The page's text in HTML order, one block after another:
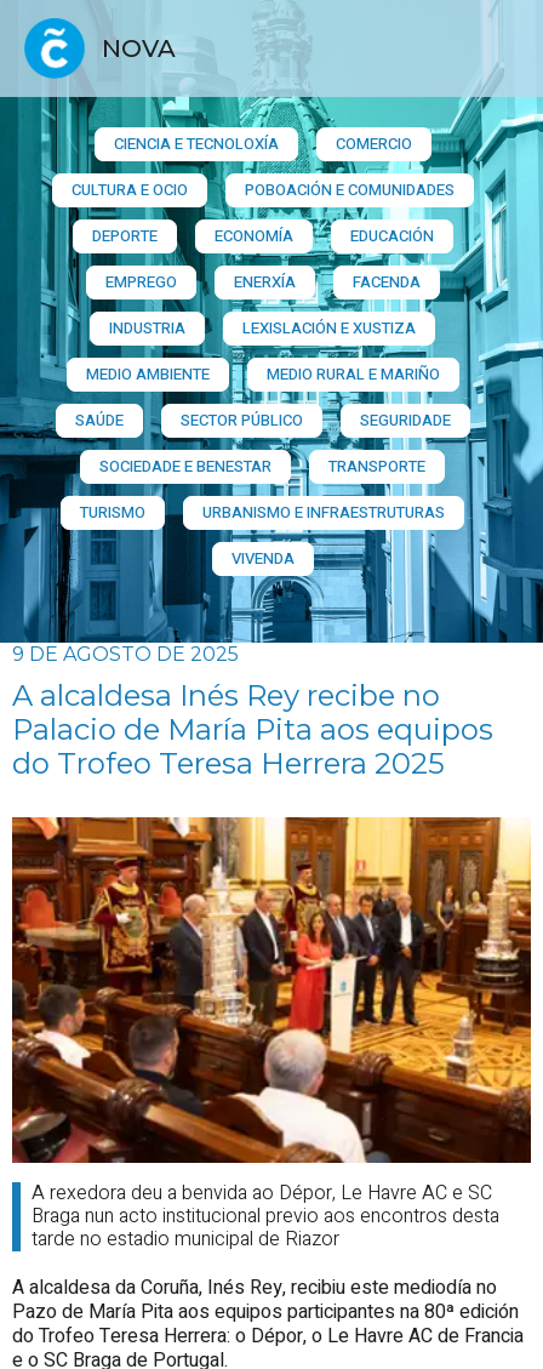
NOVA
CIENCIA E TECNOLOXÍA
COMERCIO
CULTURA E OCIO
POBOACIÓN E COMUNIDADES
DEPORTE
ECONOMÍA
EDUCACIÓN
EMPREGO
ENERXÍA
FACENDA
INDUSTRIA
LEXISLACIÓN E XUSTIZA
MEDIO AMBIENTE
MEDIO RURAL E MARIÑO
SAÚDE
SECTOR PÚBLICO
SEGURIDADE
SOCIEDADE E BENESTAR
TRANSPORTE
TURISMO
URBANISMO E INFRAESTRUTURAS
VIVENDA
9 DE AGOSTO DE 2025
A alcaldesa Inés Rey recibe no
Palacio de María Pita aos equipos
do Trofeo Teresa Herrera 2025
A rexedora deu a benvida ao Dépor, Le Havre AC e SC
Braga nun acto institucional previo aos encontros desta
tarde no estadio municipal de Riazor
A alcaldesa da Coruña, Inés Rey, recibiu este mediodía no
Pazo de María Pita aos equipos participantes na 80ª edición
do Trofeo Teresa Herrera: o Dépor, o Le Havre AC de Francia
e o SC Braga de Portugal.